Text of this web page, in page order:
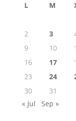
L M
2
3
9
10
16
17
23
24
30
31
« Jul
Sep »